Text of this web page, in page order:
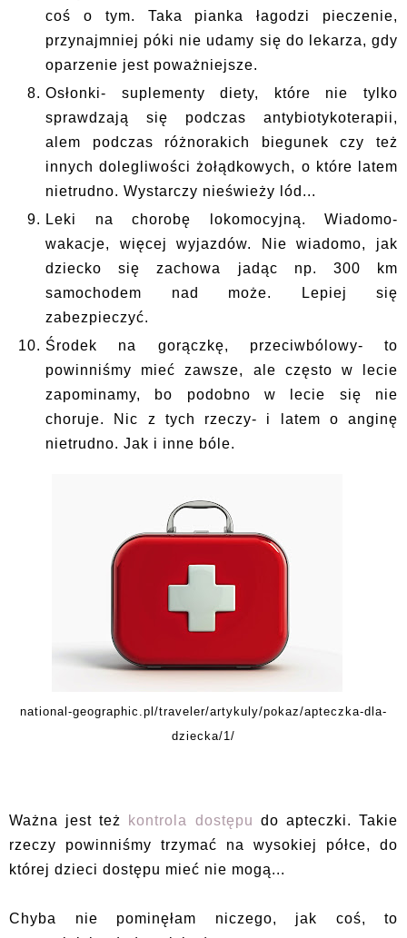
coś o tym. Taka pianka łagodzi pieczenie,
przynajmniej póki nie udamy się do lekarza, gdy
oparzenie jest poważniejsze.
Osłonki- suplementy diety, które nie tylko
sprawdzają się podczas antybiotykoterapii,
alem podczas różnorakich biegunek czy też
innych dolegliwości żołądkowych, o które latem
nietrudno. Wystarczy nieświeży lód...
Leki na chorobę lokomocyjną. Wiadomo-
wakacje, więcej wyjazdów. Nie wiadomo, jak
dziecko się zachowa jadąc np. 300 km
samochodem nad może. Lepiej się
zabezpieczyć.
Środek na gorączkę, przeciwbólowy- to
powinniśmy mieć zawsze, ale często w lecie
zapominamy, bo podobno w lecie się nie
choruje. Nic z tych rzeczy- i latem o anginę
nietrudno. Jak i inne bóle.
national-geographic.pl/traveler/artykuly/pokaz/apteczka-dla-
dziecka/1/
Ważna jest też kontrola dostępu do apteczki. Takie
rzeczy powinniśmy trzymać na wysokiej półce, do
której dzieci dostępu mieć nie mogą...
Chyba nie pominęłam niczego, jak coś, to